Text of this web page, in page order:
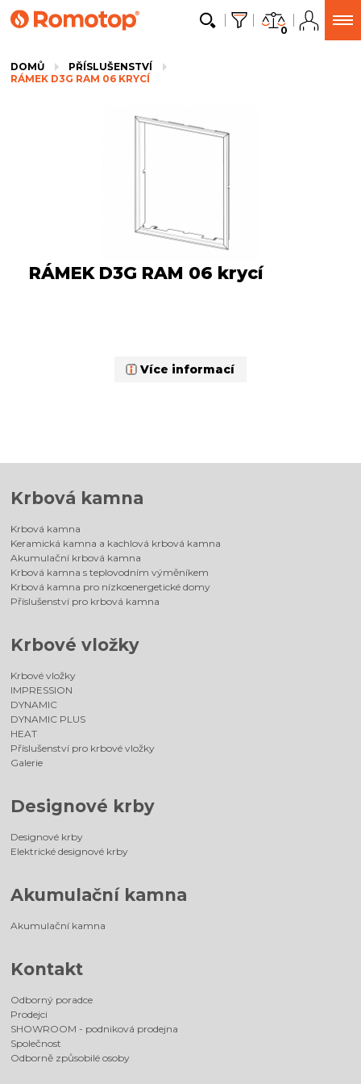
0
DOMŮ
PŘÍSLUŠENSTVÍ
RÁMEK D3G RAM 06 KRYCÍ
RÁMEK D3G RAM 06 krycí
Více informací
Krbová kamna
Krbová kamna
Keramická kamna a kachlová krbová kamna
Akumulační krbová kamna
Krbová kamna s teplovodním výměníkem
Krbová kamna pro nízkoenergetické domy
Příslušenství pro krbová kamna
Krbové vložky
Krbové vložky
IMPRESSION
DYNAMIC
DYNAMIC PLUS
HEAT
Příslušenství pro krbové vložky
Galerie
Designové krby
Designové krby
Elektrické designové krby
Akumulační kamna
Akumulační kamna
Kontakt
Odborný poradce
Prodejci
SHOWROOM - podniková prodejna
Společnost
Odborně způsobilé osoby